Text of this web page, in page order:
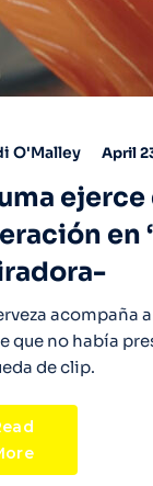
O'Malley April
ejerce
en
acompaña
que no había
de clip.